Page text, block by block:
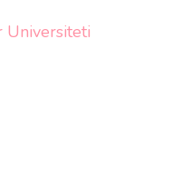
Universiteti